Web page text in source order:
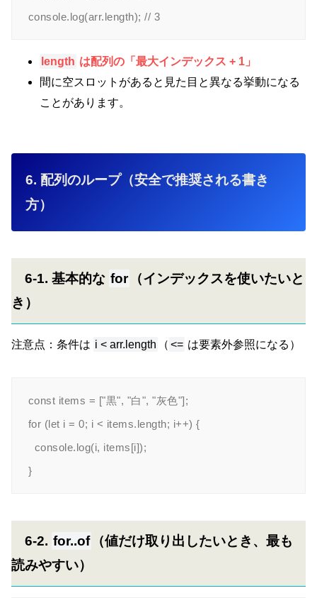
length は配列の「最大インデックス + 1」
間に空スロットがあると見た目と異なる挙動になる
ことがあります。
6. 配列のループ（安全で推奨される書き
方）
6-1. 基本的な for （インデックスを使いたいと
き）
注意点：条件は i < arr.length （ <= は要素外参照になる）
const items = ["黒", "白", "灰色"];
for (let i = 0; i < items.length; i++) {
6-2. for..of （値だけ取り出したいとき、最も
読みやすい）